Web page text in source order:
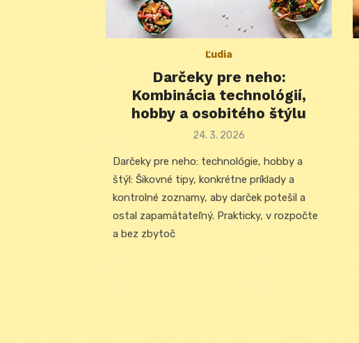
Ľudia
Darčeky pre neho:
Kombinácia technológií,
hobby a osobitého štýlu
Posted
24. 3. 2026
Darčeky pre neho: technológie, hobby a
štýl: Šikovné tipy, konkrétne príklady a
kontrolné zoznamy, aby darček potešil a
ostal zapamätateľný. Prakticky, v rozpočte
a bez zbytoč